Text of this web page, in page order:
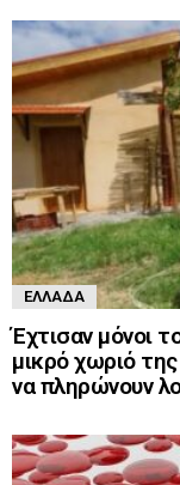
ΕΛΛΆΔΑ
Έχτισαν μόνοι
μικρό χωριό
να πληρώνουν